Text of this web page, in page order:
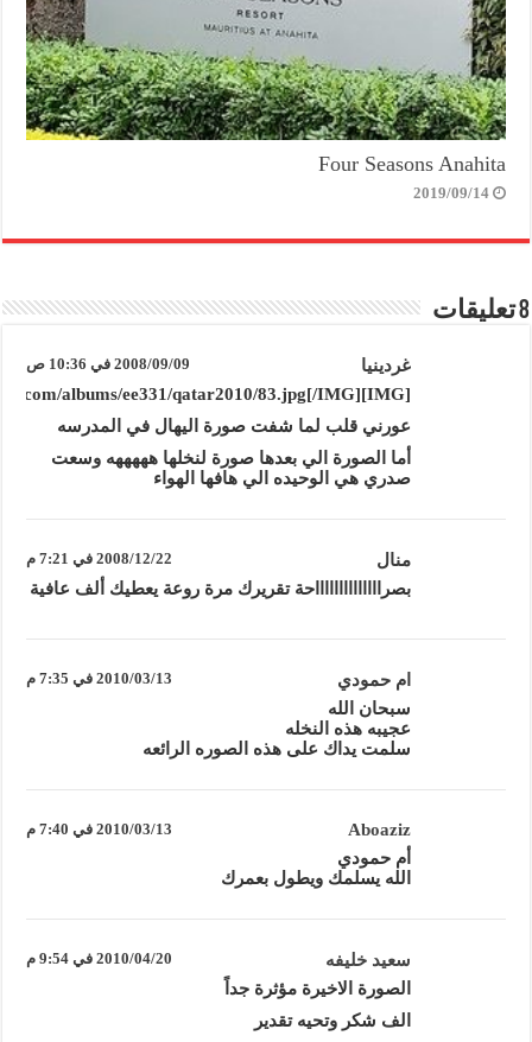
Four Seasons Anahita
2019/09/14
8 تعليقات
غردينيا 2008/09/09 في 10:36 ص
[IMG]http://i533.photobucket.com/albums/ee331/qatar2010/83.jpg[/IMG]
عورني قلب لما شفت صورة اليهال في المدرسه
أما الصورة الي بعدها صورة لنخلها هههههه وسعت
صدري هي الوحيده الي هافها الهواء
منال 2008/12/22 في 7:21 م
بصرااااااااااااااحة تقريرك مرة روعة يعطيك ألف عافية
ام حمودي 2010/03/13 في 7:35 م
سبحان الله
عجيبه هذه النخله
سلمت يداك على هذه الصوره الرائعه
Aboaziz 2010/03/13 في 7:40 م
أم حمودي
الله يسلمك ويطول بعمرك
سعيد خليفه 2010/04/20 في 9:54 م
الصورة الاخيرة مؤثرة جداً
الف شكر وتحيه تقدير